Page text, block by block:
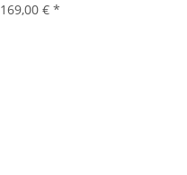
169,00 € *